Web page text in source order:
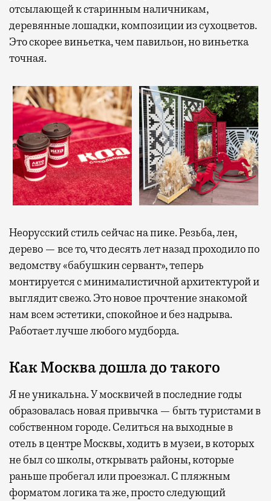
отсылающей к старинным наличникам,
деревянные лошадки, композиции из сухоцветов.
Это скорее виньетка, чем павильон, но виньетка
точная.
Неорусский стиль сейчас на пике. Резьба, лен,
дерево — все то, что десять лет назад проходило по
ведомству «бабушкин сервант», теперь
монтируется с минималистичной архитектурой и
выглядит свежо. Это новое прочтение знакомой
нам всем эстетики, спокойное и без надрыва.
Работает лучше любого мудборда.
Как Москва дошла до такого
Я не уникальна. У москвичей в последние годы
образовалась новая привычка — быть туристами в
собственном городе. Селиться на выходные в
отель в центре Москвы, ходить в музеи, в которых
не был со школы, открывать районы, которые
раньше пробегал или проезжал. С пляжным
форматом логика та же, просто следующий